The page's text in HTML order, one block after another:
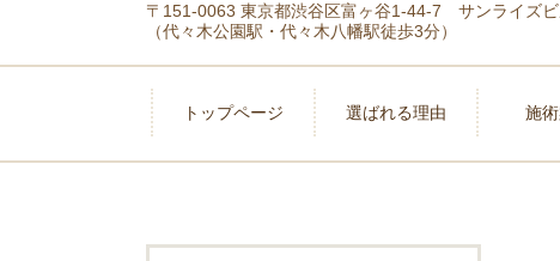
〒151-0063 東京都渋谷区富ヶ谷1-44-7 サンライズ
（代々木公園駅・代々木八幡駅徒歩3分）
トップページ 選ばれる理由 施